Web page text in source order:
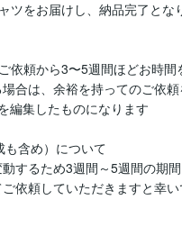
ツをお届けし、納品完了とな
依頼から3〜5週間ほどお時間
合は、余裕を持ってのご依頼
編集したものになります
含め）について
するため3週間～5週間の期間
依頼していただきますと幸い